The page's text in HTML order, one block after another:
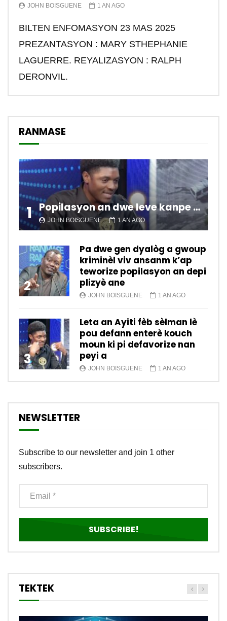
JOHN BOISGUENE 1 AN AGO
BILTEN ENFOMASYON 23 MAS 2025
PREZANTASYON : MARY STHEPHANIE
LAGUERRE. REYALIZASYON : RALPH
DERONVIL.
RANMASE
1 Popilasyon an dwe leve kanpe pou chanje sitiyasyon kawotik l’ap viv nan peyi a.
JOHN BOISGUENE 1 AN AGO
2
Pa dwe gen dyalòg a gwoup
kriminèl viv ansanm k’ap
teworize popilasyon an depi
plizyè ane
JOHN BOISGUENE 1 AN AGO
3
Leta an Ayiti fèb sèlman lè
pou defann enterè kouch
moun ki pi defavorize nan
peyi a
JOHN BOISGUENE 1 AN AGO
NEWSLETTER
Subscribe to our newsletter and join 1 other
subscribers.
TEKTEK